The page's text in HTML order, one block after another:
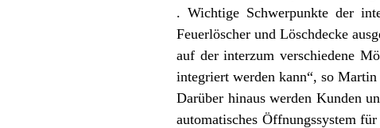
. Wichtige Schwerpunkte der
Feuerlöscher und Löschdecke
auf der interzum verschiedene
integriert werden kann“, so
Darüber hinaus werden Kunden
automatisches Öffnungssystem